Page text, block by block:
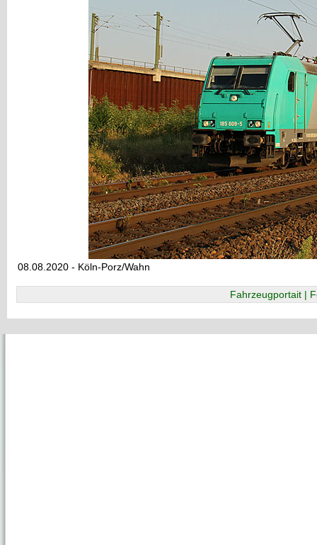
08.08.2020 - Köln-Porz/Wahn
Fahrzeugportait |